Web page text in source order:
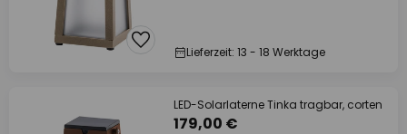
Lieferzeit: 13 - 18 Werktage
LED-Solarlaterne Tinka tragbar, corten
179,00 €